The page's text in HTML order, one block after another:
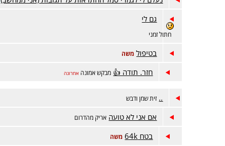
גם לי
חתול זמני
בטיפול משה
חזר. תודה 👍 מבקש אמונה אחרונה
.. זית שמן ודבש
אם אני לא טועה אריק מהדרום
בטח 64k משה